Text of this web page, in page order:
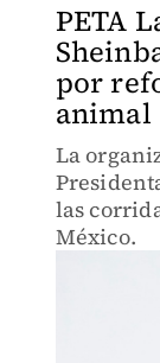
PETA
por
animal
La
las
México.